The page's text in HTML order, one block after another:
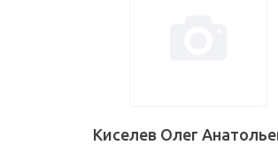
Киселев Олег